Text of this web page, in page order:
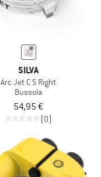
SILVA
Arc Jet C S Right
Bussola
54,95 €
(0)